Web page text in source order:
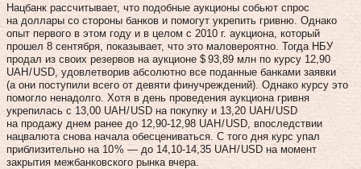
Нацбанк рассчитывает, что подобные аукционы собьют спрос
на доллары со стороны банков и помогут укрепить гривню. Однако
опыт первого в этом году и в целом с 2010 г. аукциона, который
прошел 8 сентября, показывает, что это маловероятно. Тогда НБУ
продал из своих резервов на аукционе $ 93,89 млн по курсу 12,90
UAH / USD, удовлетворив абсолютно все поданные банками заявки
(а они поступили всего от девяти финучреждений). Однако курсу это
помогло ненадолго. Хотя в день проведения аукциона гривня
укрепилась с 13,00 UAH / USD на покупку и 13,20 UAH / USD
на продажу днем ранее до 12,90‑12,98 UAH / USD, впоследствии
нацвалюта снова начала обесцениваться. С того дня курс упал
приблизительно на 10 % — до 14,10‑14,35 UAH / USD на момент
закрытия межбанковского рынка вчера.